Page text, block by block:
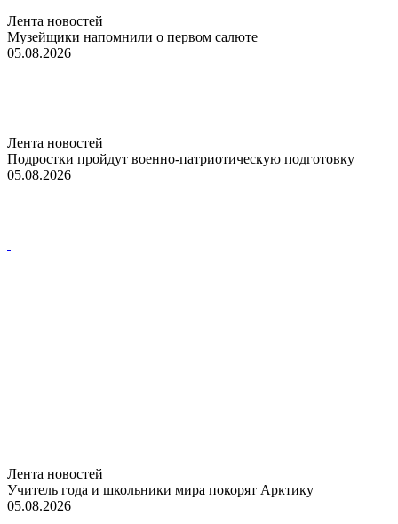
Лента новостей
Музейщики напомнили о первом салюте
05.08.2026
Лента новостей
Подростки пройдут военно-патриотическую подготовку
05.08.2026
Лента новостей
Учитель года и школьники мира покорят Арктику
05.08.2026